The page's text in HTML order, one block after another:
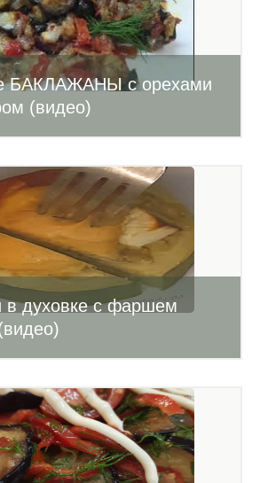
БАКЛАЖАНЫ с орехами
(видео)
в духовке с фаршем